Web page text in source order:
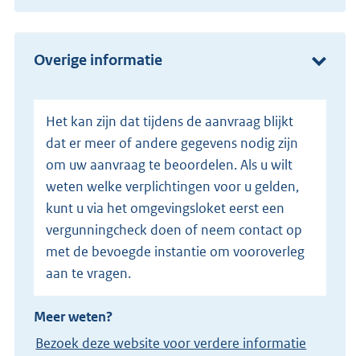
x
t
n
e
l
i
n
k
)
Overige informatie
Het kan zijn dat tijdens de aanvraag blijkt
dat er meer of andere gegevens nodig zijn
om uw aanvraag te beoordelen. Als u wilt
weten welke verplichtingen voor u gelden,
kunt u via het omgevingsloket eerst een
vergunningcheck doen of neem contact op
met de bevoegde instantie om vooroverleg
aan te vragen.
Meer weten?
Bezoek deze website voor verdere informatie